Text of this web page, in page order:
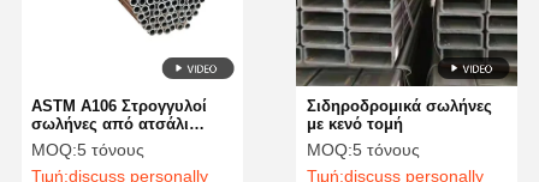
ASTM A106 Στρογγυλοί
σωλήνες από ατσάλι
κατηγορίας Β χωρίς
συγκόλληση
MOQ:5 τόνους
Τιμή:discuss personally
Σιδηροδρομικά σωλήνες
με κενό τομή
MOQ:5 τόνους
Τιμή:discuss personally